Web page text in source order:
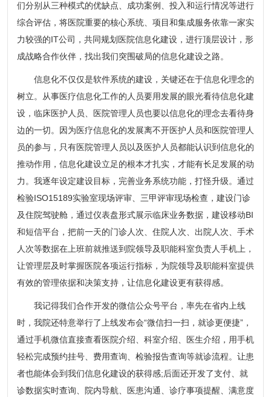
们分别从三种模式的优缺点、成功案例、投入和运行情况等进行
综合评估，将医院重要的核心系统、项目和集成服务依靠一家实
力较强的IT公司，共同规划医院信息化建设，进行顶层设计，形
成战略合作伙伴，找出我们突围破局的信息化建设之路。
信息化不仅仅是软件系统的建设，关键还在于信息化理念的
树立。从事医疗信息化工作的人员要用发展的眼光看待信息化建
设，临床医护人员、医院管理人员也要以信息化的理念去看待身
边的一切。因为医疗信息化的发展离不开医护人员和医院管理人
员的参与，只有医院管理人员以及医护人员都能认识到信息化的
推动作用，信息化建设立足的根本才扎实，才能有长足发展的动
力。我逐年设定建设目标，完善业务系统功能，打怪升级。通过
检验ISO15189实验室现场评审、三甲评审现场检查，建设门诊
及住院驾驶舱，通过仪表盘形式展示临床业务数据，建设移动BI
和短信平台，把前一天的门诊人次、住院人次、出院人次、手术
人次等数据在上班前就推送到院领导及职能科室负责人手机上，
让管理层及时掌握医院各项运行指标，为院领导及职能科室提供
有效的管理依据和决策支持，让信息化建设更有获得感。
我记得我们合作开发的微信公众号平台，率先在省内上线
时，我院还特意举行了上线发布会“微信扫一扫，就诊更便捷”，
通过手机微信直接查看医院介绍、科室介绍、医生介绍，用手机
轻松完成预约挂号、费用查询、检验报告查询等就诊流程。让患
者也能体会到我们信息化建设的获得感;后面还开发了支付、就
诊数据实时查询、院内导航、医患沟通、诊疗事项提醒、满意度